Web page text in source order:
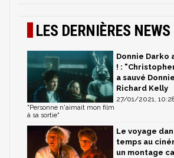
LES DERNIÈRES NEWS
Donnie Darko
! :
a sauvé
Richard Kelly
27/01/2021,
"Personne n'aimait mon film
à sa sortie"
Le voyage
temps au
un montage